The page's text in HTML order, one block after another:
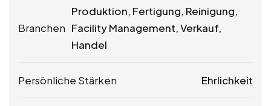
Branchen
Produktion, Fertigung, Reinigung,
Facility Management, Verkauf,
Handel
Persönliche Stärken Ehrlichkeit